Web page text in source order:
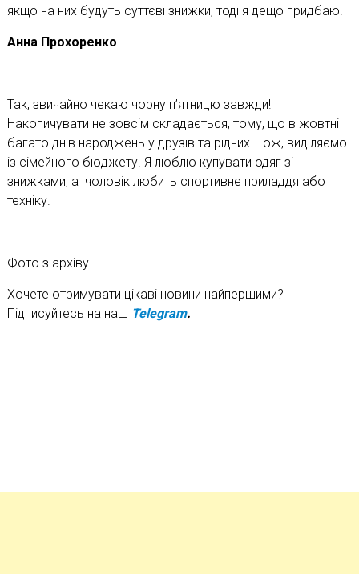
якщо на них будуть суттєві знижки, тоді я дещо придбаю.
Анна Прохоренко
Так, звичайно чекаю чорну п’ятницю завжди!
Накопичувати не зовсім складається, тому, що в жовтні
багато днів народжень у друзів та рідних. Тож, виділяємо
із сімейного бюджету. Я люблю купувати одяг зі
знижками, а чоловік любить спортивне приладдя або
техніку.
Фото з архіву
Хочете отримувати цікаві новини найпершими?
Підписуйтесь на наш Telegram.